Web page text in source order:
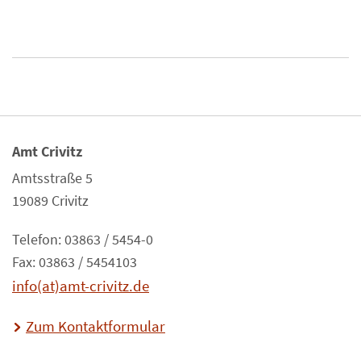
Amt Crivitz
Amtsstraße 5
19089 Crivitz
Telefon: 03863 / 5454-0
Fax: 03863 / 5454103
info(at)amt-crivitz.de
Zum Kontaktformular